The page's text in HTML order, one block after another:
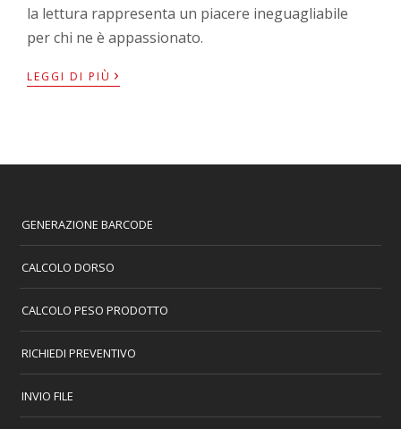
la lettura rappresenta un piacere ineguagliabile
per chi ne è appassionato.
LEGGI DI PIÙ ›
GENERAZIONE BARCODE
CALCOLO DORSO
CALCOLO PESO PRODOTTO
RICHIEDI PREVENTIVO
INVIO FILE